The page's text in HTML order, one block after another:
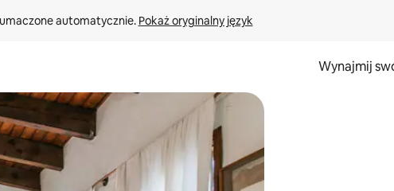
automatycznie. Pokaż oryginalny język
Wynajmij